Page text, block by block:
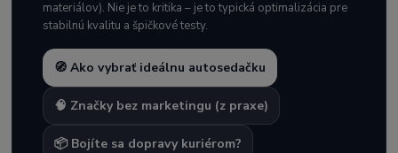
materiálov). Nie je to kritika – je to typická optimalizácia pre
stabilnú kvalitu a špičkové testy.
🧭 Ako vybrať ideálnu autosedačku
🧠 Značky bez marketingu (z praxe)
📦 Bojíte sa dopravy kuriérom?